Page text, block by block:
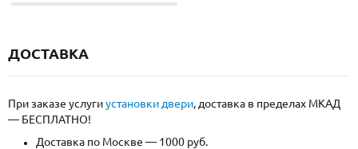
ДОСТАВКА
При заказе услугиустановки двери, доставка в пределах МКАД
— БЕСПЛАТНО!
Доставка по Москве — 1000 руб.